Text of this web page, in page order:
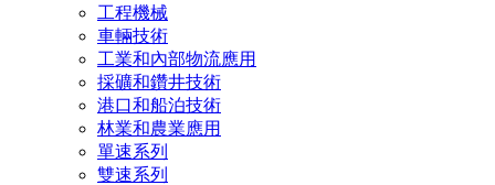
工程機械
車輛技術
工業和內部物流應用
採礦和鑽井技術
港口和船泊技術
林業和農業應用
單速系列
雙速系列